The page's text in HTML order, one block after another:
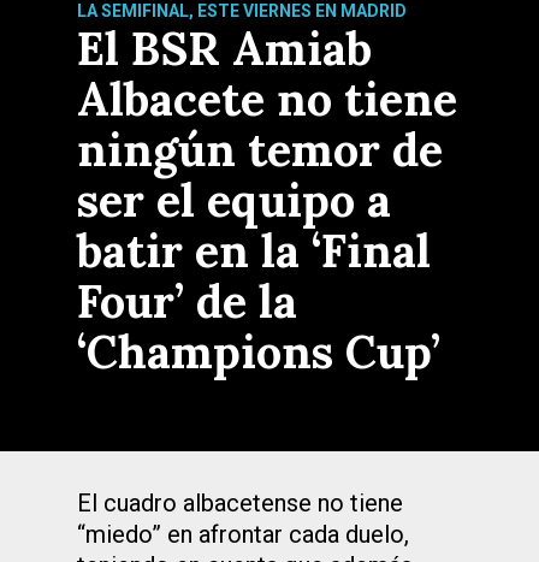
LA SEMIFINAL, ESTE VIERNES EN MADRID
El BSR Amiab
Albacete no tiene
ningún temor de
ser el equipo a
batir en la ‘Final
Four’ de la
‘Champions Cup’
El cuadro albacetense no tiene
“miedo” en afrontar cada duelo,